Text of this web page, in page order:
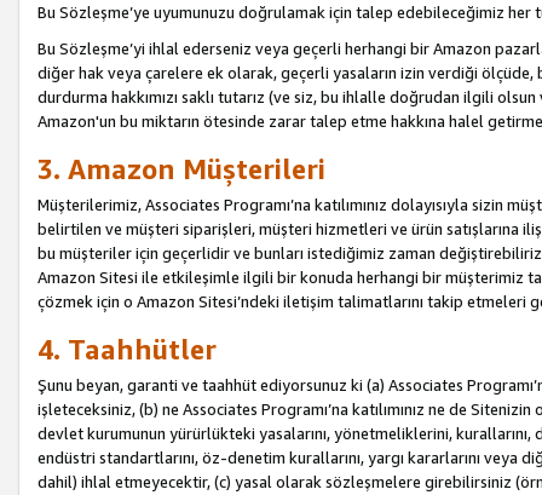
Bu Sözleşme’ye uyumunuzu doğrulamak için talep edebileceğimiz
Bu Sözleşme’yi ihlal ederseniz veya geçerli herhangi bir Amazon
diğer hak veya çarelere ek olarak, geçerli yasaların izin verdiği
durdurma hakkımızı saklı tutarız (ve siz, bu ihlalle doğrudan ilgili
Amazon'un bu miktarın ötesinde zarar talep etme hakkına halel
3. Amazon Müşterileri
Müşterilerimiz, Associates Programı’na katılımınız dolayısıyla sizin
belirtilen ve müşteri siparişleri, müşteri hizmetleri ve ürün satışlarına
bu müşteriler için geçerlidir ve bunları istediğimiz zaman
Amazon Sitesi ile etkileşimle ilgili bir konuda herhangi bir müşterimiz
çözmek için o Amazon Sitesi’ndeki iletişim talimatlarını takip etmeleri
4. Taahhütler
Şunu beyan, garanti ve taahhüt ediyorsunuz ki (a) Associates
işleteceksiniz, (b) ne Associates Programı’na katılımınız ne de
devlet kurumunun yürürlükteki yasalarını, yönetmeliklerini,
endüstri standartlarını, öz-denetim kurallarını, yargı kararlarını
dahil) ihlal etmeyecektir, (c) yasal olarak sözleşmelere girebilirsiniz